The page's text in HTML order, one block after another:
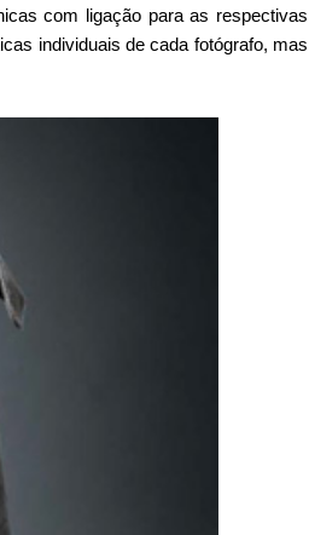
com ligação para as respectivas
individuais de cada fotógrafo, mas